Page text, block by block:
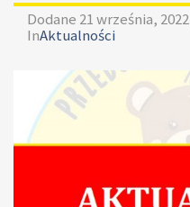
Dodane 21 września, 2022
InAktualności